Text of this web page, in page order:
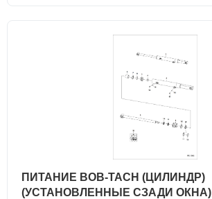
ПИТАНИЕ BOB-TACH (ЦИЛИНДР)
(УСТАНОВЛЕННЫЕ СЗАДИ ОКНА)